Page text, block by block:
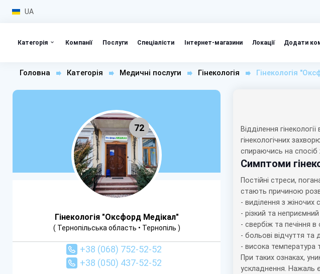
UA
Категорія Компанії Послуги Спеціалісти Інтернет-магазини Локації Додати
Головна Категорія Медичні послуги Гінекологія Гінекологія
72
Гінекологія "Оксфорд Медікал"
( Тернопільська область • Тернопіль )
+38 (068) 752-52-52
+38 (050) 437-52-52
Відділення
гінекологічних
спираючись на спосіб
Симптоми
Постійні стреси,
стають причиною
- виділення з жіночих
- різкий та
- свербіж та печіння в
- больові відчуття та
- висока температура
При таких ознаках,
ускладнення. Нажаль